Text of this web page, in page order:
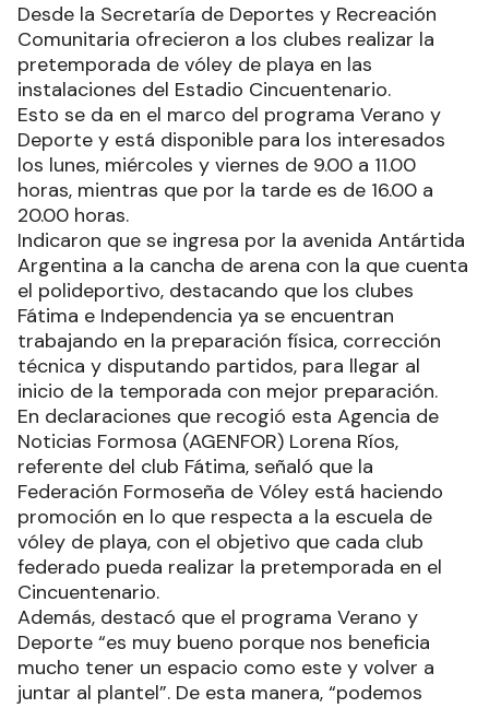
Desde la Secretaría de Deportes y Recreación
Comunitaria ofrecieron a los clubes realizar la
pretemporada de vóley de playa en las
instalaciones del Estadio Cincuentenario.
Esto se da en el marco del programa Verano y
Deporte y está disponible para los interesados
los lunes, miércoles y viernes de 9.00 a 11.00
horas, mientras que por la tarde es de 16.00 a
20.00 horas.
Indicaron que se ingresa por la avenida Antártida
Argentina a la cancha de arena con la que cuenta
el polideportivo, destacando que los clubes
Fátima e Independencia ya se encuentran
trabajando en la preparación física, corrección
técnica y disputando partidos, para llegar al
inicio de la temporada con mejor preparación.
En declaraciones que recogió esta Agencia de
Noticias Formosa (AGENFOR) Lorena Ríos,
referente del club Fátima, señaló que la
Federación Formoseña de Vóley está haciendo
promoción en lo que respecta a la escuela de
vóley de playa, con el objetivo que cada club
federado pueda realizar la pretemporada en el
Cincuentenario.
Además, destacó que el programa Verano y
Deporte “es muy bueno porque nos beneficia
mucho tener un espacio como este y volver a
juntar al plantel”. De esta manera, “podemos